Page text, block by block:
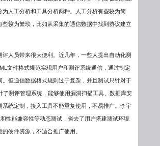
人工分析和工具分析两种。人工分析有些较为简
较为繁琐，比如从采集的通信数据中找到协议建立
人员带来很大便利。近几年，一些人提出自动化测
文件格式规范实现用户和测评系统通信，通过制定
但通信数据格式规则过于复杂，并且测试只针对于
了测评管理系统，能够使用漏洞扫描工具、数据库安
统定制，接入工具不能重复使用，不易推广。李宇
性能兼容性等动态测试，省去了用户搭建测试环境
硬件资源，不适合推广使用。